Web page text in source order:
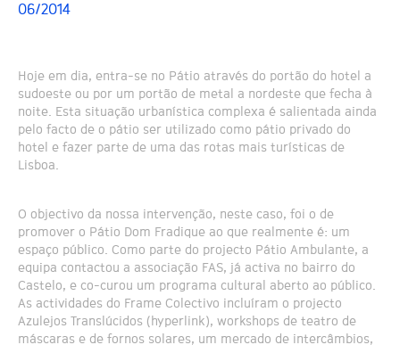
06/2014
Hoje em dia, entra-se no Pátio através do portão do hotel a
sudoeste ou por um portão de metal a nordeste que fecha à
noite. Esta situação urbanística complexa é salientada ainda
pelo facto de o pátio ser utilizado como pátio privado do
hotel e fazer parte de uma das rotas mais turísticas de
Lisboa.
O objectivo da nossa intervenção, neste caso, foi o de
promover o Pátio Dom Fradique ao que realmente é: um
espaço público. Como parte do projecto Pátio Ambulante, a
equipa contactou a associação FAS, já activa no bairro do
Castelo, e co-curou um programa cultural aberto ao público.
As actividades do Frame Colectivo incluíram o projecto
Azulejos Translúcidos (hyperlink), workshops de teatro de
máscaras e de fornos solares, um mercado de intercâmbios,